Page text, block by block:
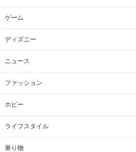
ゲーム
ディズニー
ニュース
ファッション
ホビー
ライフスタイル
乗り物